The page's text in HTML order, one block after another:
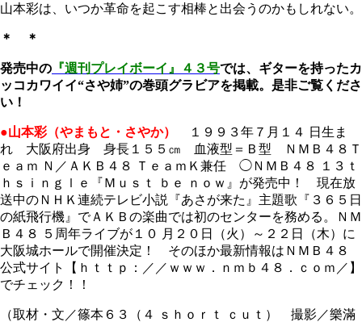
山本彩は、いつか革命を起こす相棒と出会うのかもしれない。
＊ ＊
発売中の 『週刊プレイボーイ』４３号では、ギターを持ったカ
ッコカワイイ“さや姉”の巻頭グラビアを掲載。是非ご覧くださ
い！
●山本彩（やまもと・さやか）
１９９３年７月１４ 日生ま
れ 大阪府出身 身長１５５㎝ 血液型＝Ｂ型 ＮＭＢ４８Ｔ
ｅａｍ Ｎ／ＡＫＢ４８ ＴｅａｍＫ兼任 ◯ＮＭＢ４８ １３ｔ
ｈｓｉｎｇｌｅ『Ｍｕｓｔ ｂｅ ｎｏｗ』が発売中！ 現在放
送中のＮＨＫ連続テレビ小説『あさが来た』主題歌『３６５日
の紙飛行機』でＡＫＢの楽曲では初のセンターを務める。ＮＭ
Ｂ４８ ５周年ライブが１０ 月２０日（火）～２２日（木）に
大阪城ホールで開催決定！ そのほか最新情報はＮＭＢ４８
公式サイト【ｈｔｔｐ：／／ｗｗｗ．ｎｍｂ４８．ｃｏｍ／】
でチェック！！
（取材・文／篠本６３（４ ｓｈｏｒｔ ｃｕｔ） 撮影／樂滿